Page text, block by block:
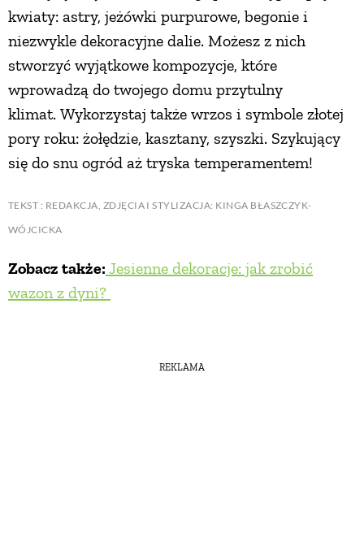
kwiaty: astry, jeżówki purpurowe, begonie i
niezwykle dekoracyjne dalie. Możesz z nich
stworzyć wyjątkowe kompozycje, które
wprowadzą do twojego domu przytulny
klimat. Wykorzystaj także wrzos i symbole złotej
pory roku: żołędzie, kasztany, szyszki. Szykujący
się do snu ogród aż tryska temperamentem!
TEKST : REDAKCJA, ZDJĘCIA I STYLIZACJA: KINGA BŁASZCZYK-
WÓJCICKA
Zobacz także: Jesienne dekoracje: jak zrobić
wazon z dyni?
REKLAMA